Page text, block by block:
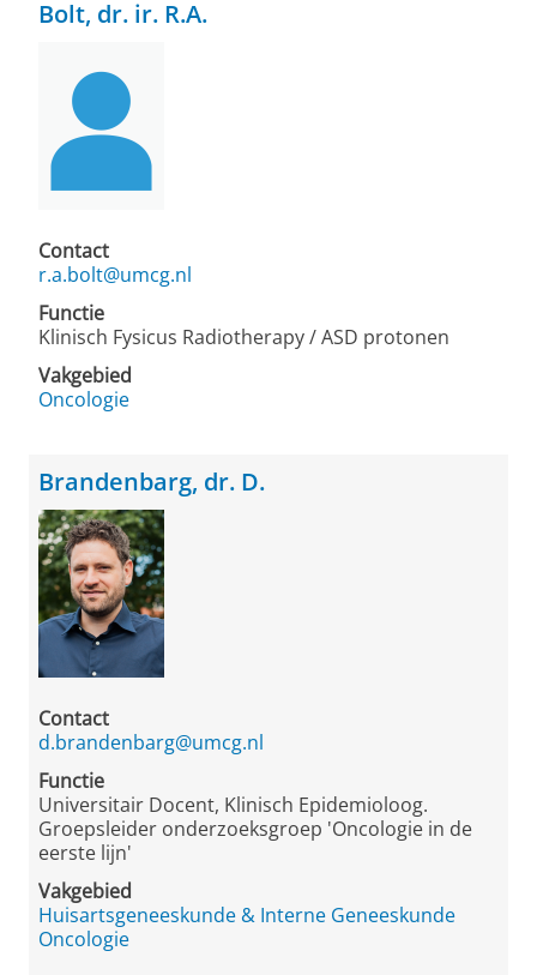
Bolt, dr. ir. R.A.
Contact
r.a.bolt@umcg.nl
Functie
Klinisch Fysicus Radiotherapy / ASD protonen
Vakgebied
Oncologie
Brandenbarg, dr. D.
Contact
d.brandenbarg@umcg.nl
Functie
Universitair Docent, Klinisch Epidemioloog.
Groepsleider onderzoeksgroep 'Oncologie in de
eerste lijn'
Vakgebied
Huisartsgeneeskunde & Interne Geneeskunde
Oncologie